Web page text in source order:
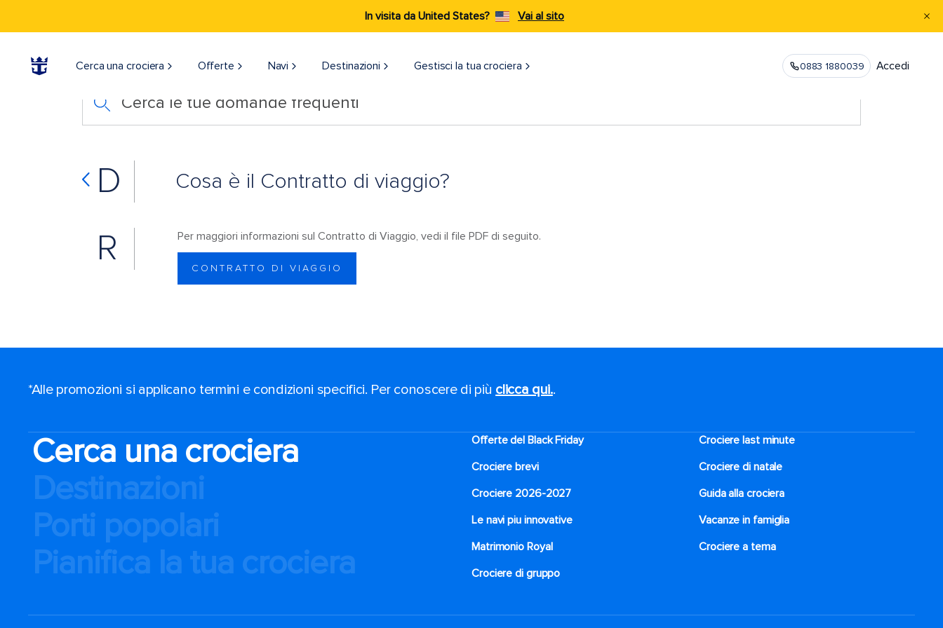
In visita da United States? Vai al sito
Cerca una crociera Offerte Navi Destinazioni​ Gestisci la tua crociera 0883 1880039 Accedi
Cerca le tue domande frequenti
D Cosa è il Contratto di viaggio?
R Per maggiori informazioni sul Contratto di Viaggio, vedi il file PDF di seguito.
CONTRATTO DI VIAGGIO
*Alle promozioni si applicano termini e condizioni specifici. Per conoscere di più clicca qui..
Cerca una crociera
Destinazioni
Porti popolari
Pianifica la tua crociera
Offerte del Black Friday
Crociere last minute
Crociere brevi​
Crociere di natale​
Crociere 2026-2027
Guida alla crociera
Le navi piu innovative
Vacanze in famiglia
Matrimonio Royal
Crociere a tema
Crociere di gruppo